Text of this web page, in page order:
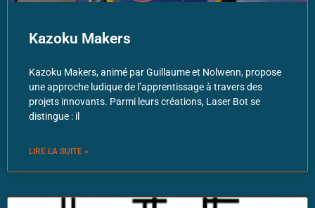
Kazoku Makers
Kazoku Makers, animé par Guillaume et Nolwenn, propose
une approche ludique de l’apprentissage à travers des
projets innovants. Parmi leurs créations, Laser Bot se
distingue : il
LIRE LA SUITE »